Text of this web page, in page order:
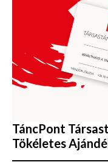
TáncPont
Tökéletes